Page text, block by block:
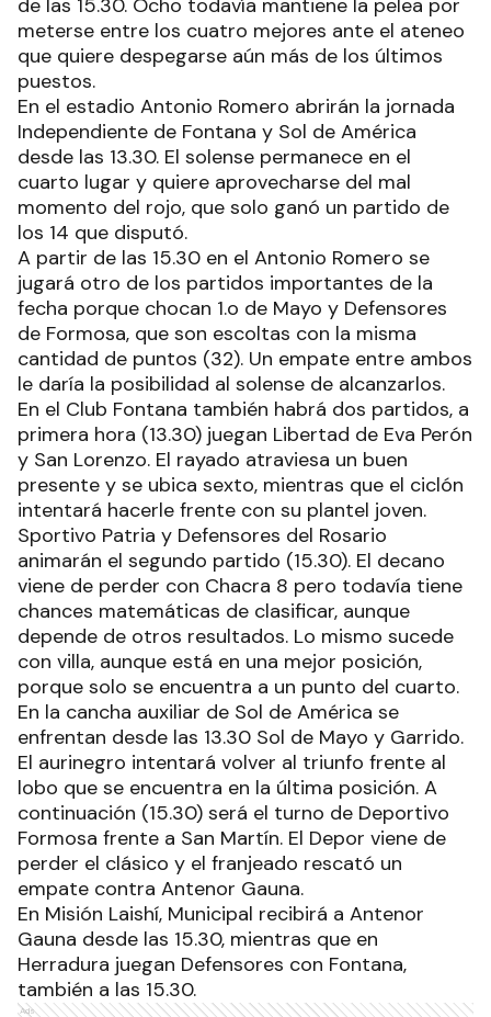
de las 15.30. Ocho todavía mantiene la pelea por
meterse entre los cuatro mejores ante el ateneo
que quiere despegarse aún más de los últimos
puestos.
En el estadio Antonio Romero abrirán la jornada
Independiente de Fontana y Sol de América
desde las 13.30. El solense permanece en el
cuarto lugar y quiere aprovecharse del mal
momento del rojo, que solo ganó un partido de
los 14 que disputó.
A partir de las 15.30 en el Antonio Romero se
jugará otro de los partidos importantes de la
fecha porque chocan 1.o de Mayo y Defensores
de Formosa, que son escoltas con la misma
cantidad de puntos (32). Un empate entre ambos
le daría la posibilidad al solense de alcanzarlos.
En el Club Fontana también habrá dos partidos, a
primera hora (13.30) juegan Libertad de Eva Perón
y San Lorenzo. El rayado atraviesa un buen
presente y se ubica sexto, mientras que el ciclón
intentará hacerle frente con su plantel joven.
Sportivo Patria y Defensores del Rosario
animarán el segundo partido (15.30). El decano
viene de perder con Chacra 8 pero todavía tiene
chances matemáticas de clasificar, aunque
depende de otros resultados. Lo mismo sucede
con villa, aunque está en una mejor posición,
porque solo se encuentra a un punto del cuarto.
En la cancha auxiliar de Sol de América se
enfrentan desde las 13.30 Sol de Mayo y Garrido.
El aurinegro intentará volver al triunfo frente al
lobo que se encuentra en la última posición. A
continuación (15.30) será el turno de Deportivo
Formosa frente a San Martín. El Depor viene de
perder el clásico y el franjeado rescató un
empate contra Antenor Gauna.
En Misión Laishí, Municipal recibirá a Antenor
Gauna desde las 15.30, mientras que en
Herradura juegan Defensores con Fontana,
también a las 15.30.
Ads